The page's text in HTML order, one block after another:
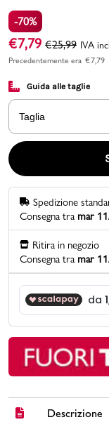
Marchi
Promo &
contatti
Gift card
-70%
€7,79 €25,99 IVA
Precedentemente era €7,79
Guida alle taglie
Taglia
Spedizione
Consegna tra mar
Ritira in negozio
Consegna tra mar
Descrizione